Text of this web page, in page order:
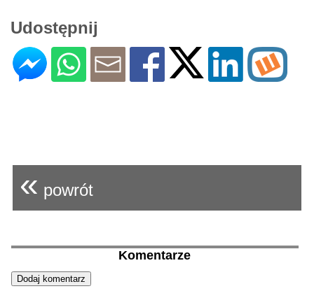
Udostępnij
« powrót
Komentarze